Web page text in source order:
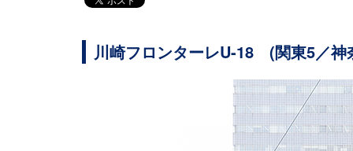
川崎フロンターレU-18 (関東5／神